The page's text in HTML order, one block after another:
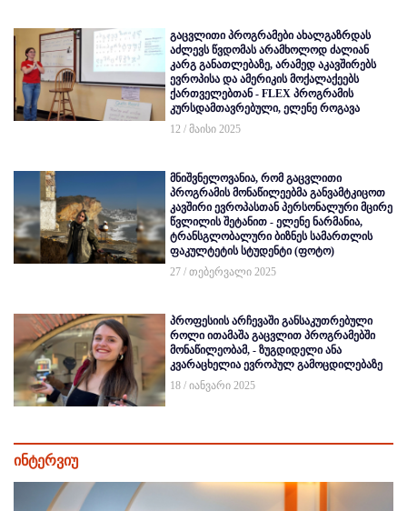
გაცვლითი პროგრამები ახალგაზრდას
აძლევს წვდომას არამხოლოდ ძალიან
კარგ განათლებაზე, არამედ აკავშირებს
ევროპისა და ამერიკის მოქალაქეებს
ქართველებთან - FLEX პროგრამის
კურსდამთავრებული, ელენე როგავა
12 / მაისი 2025
მნიშვნელოვანია, რომ გაცვლითი
პროგრამის მონაწილეებმა განვამტკიცოთ
კავშირი ევროპასთან პერსონალური მცირე
წვლილის შეტანით - ელენე ნარმანია,
ტრანსგლობალური ბიზნეს სამართლის
ფაკულტეტის სტუდენტი (ფოტო)
27 / თებერვალი 2025
პროფესიის არჩევაში განსაკუთრებული
როლი ითამაშა გაცვლით პროგრამებში
მონაწილეობამ, - ზუგდიდელი ანა
კვარაცხელია ევროპულ გამოცდილებაზე
18 / იანვარი 2025
ინტერვიუ